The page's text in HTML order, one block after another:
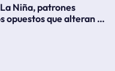
Niña, patrones
opuestos que alteran la